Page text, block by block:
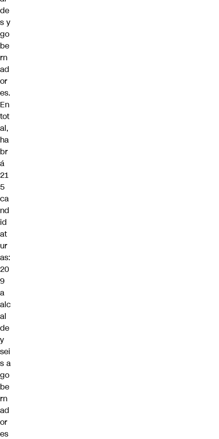
de
s y
go
be
rn
ad
or
es.
En
tot
al,
ha
br
á
21
5
ca
nd
id
at
ur
as:
20
9
a
alc
al
de
y
sei
s a
go
be
rn
ad
or
es